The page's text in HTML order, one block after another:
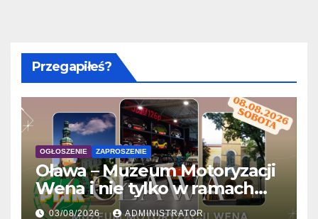
Przegapiłeś?
OGŁOSZENIE ZAPROSZENIE
Oława – Muzeum Motoryzacji
Wena i nie tylko w ramach
'Wakacji z PTTK’
03/08/2026 ADMINISTRATOR